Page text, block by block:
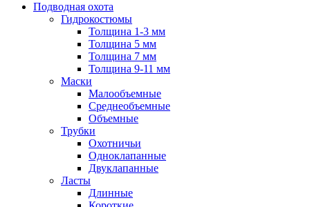
Подводная охота
Гидрокостюмы
Толщина 1-3 мм
Толщина 5 мм
Толщина 7 мм
Толщина 9-11 мм
Маски
Малообъемные
Среднеобъемные
Объемные
Трубки
Охотничьи
Одноклапанные
Двуклапанные
Ласты
Длинные